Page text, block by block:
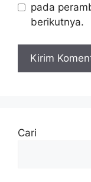
pada
berikutnya.
Cari